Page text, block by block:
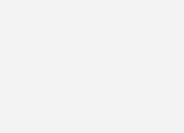
die Studie beim grünen
von 25 TWh, mit einem
und 98 TWh aus anderen
also 171 TWh. Mit 20 TWh
100 TWh blauem Wasserstoff ergibt
Angebotspotenzial von „rund